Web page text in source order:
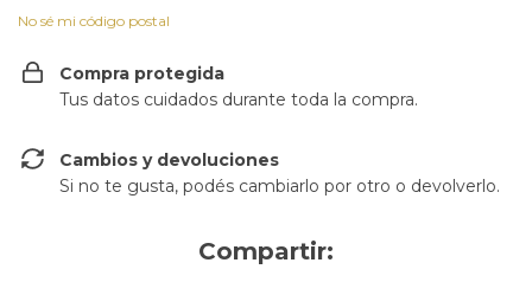
No sé mi código postal
Compra protegida
Tus datos cuidados durante toda la compra.
Cambios y devoluciones
Si no te gusta, podés cambiarlo por otro o devolverlo.
Compartir: